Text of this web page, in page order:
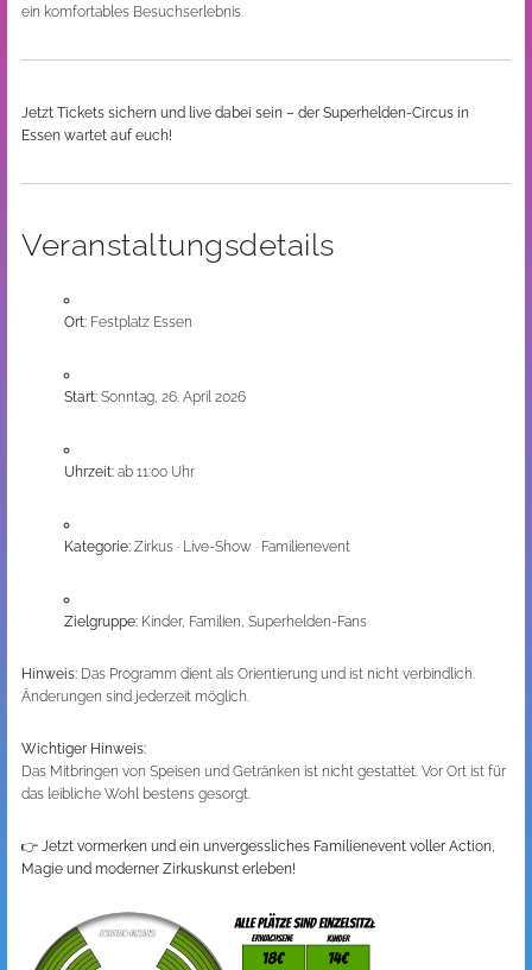
ein komfortables Besuchserlebnis.
Jetzt Tickets sichern und live dabei sein – der Superhelden-Circus in
Essen wartet auf euch!
Veranstaltungsdetails
Ort:Festplatz Essen
Start:Sonntag, 26. April 2026
Uhrzeit:ab 11:00 Uhr
Kategorie:Zirkus · Live-Show · Familienevent
Zielgruppe:Kinder, Familien, Superhelden-Fans
Hinweis: Das Programm dient als Orientierung und ist nicht verbindlich.
Änderungen sind jederzeit möglich.
Wichtiger Hinweis:
Das Mitbringen von Speisen und Getränken ist nicht gestattet. Vor Ort ist für
das leibliche Wohl bestens gesorgt.
👉 Jetzt vormerken und ein unvergessliches Familienevent voller Action,
Magie und moderner Zirkuskunst erleben!